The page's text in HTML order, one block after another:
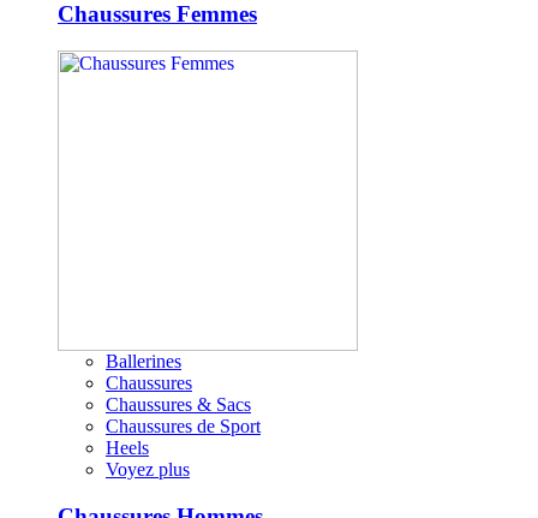
Chaussures Femmes
Ballerines
Chaussures
Chaussures & Sacs
Chaussures de Sport
Heels
Voyez plus